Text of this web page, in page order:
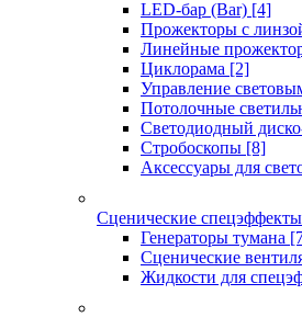
LED-бар (Bar) [4]
Прожекторы с
Линейные
Циклорама [2]
Управление
Потолочные
Светодиодный
Стробоскопы [8]
Аксессуары для
Сценические спецэффекты
Генераторы тумана
Сценические
Жидкости для